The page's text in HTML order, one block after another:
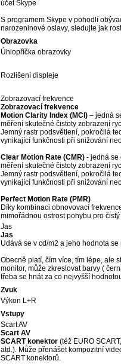
účet Skype
S programem Skype v pohodlí
narozeninové oslavy, sledujte jak
Obrazovka
Úhlopříčka obrazovky
Rozlišení displeje
Zobrazovací frekvence
Zobrazovací frekvence
Motion Clarity Index (MCI) – jedná
měření skutečné čistoty zobrazení
Jemný rastr podsvětlení, pokročilá
vynikající funkčnosti při snižování
Clear Motion Rate (CMR) - jedná se
měření skutečné čistoty zobrazení
Jemný rastr podsvětlení, pokročilá
vynikající funkčnosti při snižování
Perfect Motion Rate (PMR)
Díky kombinaci obnovovací
mimořádnou ostrost pohybu pro
Jas
Jas
Udává se v cd/m2 a jeho hodnota
Obecně platí, čím více, tím lépe, ale
monitor, může zkreslovat barvy (
třeba se hnát za co nejvyšší
Zvuk
Výkon L+R
Vstupy
Scart AV
Scart AV
SCART konektor (též EURO
atd.). Může přenášet kompozitní
SCART konektorů.